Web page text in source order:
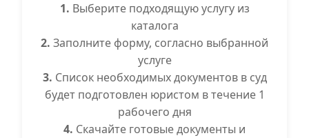
1. Выберите подходящую услугу из
каталога
2. Заполните форму, согласно выбранной
услуге
3. Список необходимых документов в суд
будет подготовлен юристом в течение 1
рабочего дня
4. Скачайте готовые документы и